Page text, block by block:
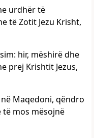
urdhër të
të Zotit Jezu Krisht,
hir, mëshirë dhe
prej Krishtit Jezus,
Maqedoni, qëndro
të mos mësojnë